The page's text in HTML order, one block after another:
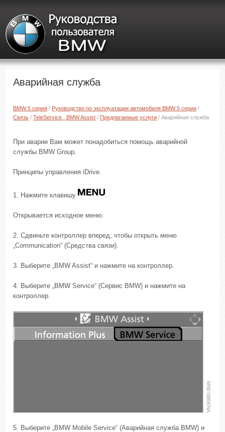
Аварийная служба
BMW 5 серия / Руководство по эксплуатации автомобиля BMW 5 серии /
Связь /TeleService , BMW Assist / Предлагаемые услуги / Аварийная служба
При аварии Вам может понадобиться помощь аварийной
службы BMW Group.
Принципы управления iDrive.
1. Нажмите клавишу .
Открывается исходное меню.
2. Сдвиньте контроллер вперед, чтобы открыть меню
„Communication“ (Средства связи).
3. Выберите „BMW Assist“ и нажмите на контроллер.
4. Выберите „BMW Service“ (Сервис BMW) и нажмите на
контроллер.
5. Выберите „BMW Mobile Service“ (Аварийная служба BMW) и